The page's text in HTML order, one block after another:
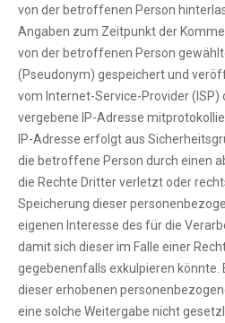
von der betroffenen Person
Angaben zum Zeitpunkt der
von der betroffenen Person
(Pseudonym) gespeichert und
vom Internet-Service-Provider
vergebene IP-Adresse
IP-Adresse erfolgt aus
die betroffene Person durch einen
die Rechte Dritter verletzt oder
Speicherung dieser
eigenen Interesse des für die
damit sich dieser im Falle einer
gegebenenfalls exkulpieren könnte.
dieser erhobenen
eine solche Weitergabe nicht